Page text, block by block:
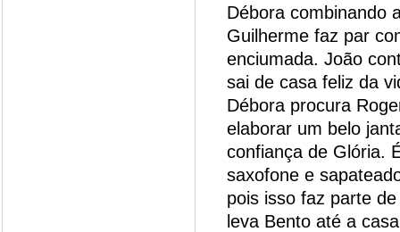
Débora combinando
Guilherme faz par
enciumada. João
sai de casa feliz da
Débora procura
elaborar um belo
confiança de Glória.
saxofone e
pois isso faz parte
leva Bento até a